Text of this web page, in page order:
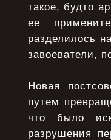
такое, будто
ее
разделилось
завоеватели,
Новая
путем
что было
разрушения